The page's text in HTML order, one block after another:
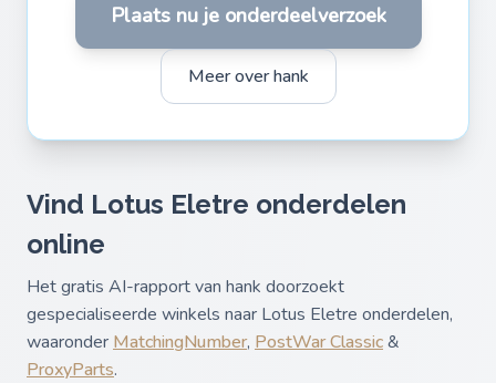
Plaats nu je onderdeelverzoek
Meer over hank
Vind Lotus Eletre onderdelen
online
Het gratis AI-rapport van hank doorzoekt
gespecialiseerde winkels naar Lotus Eletre onderdelen,
waaronder MatchingNumber, PostWar Classic&
ProxyParts.